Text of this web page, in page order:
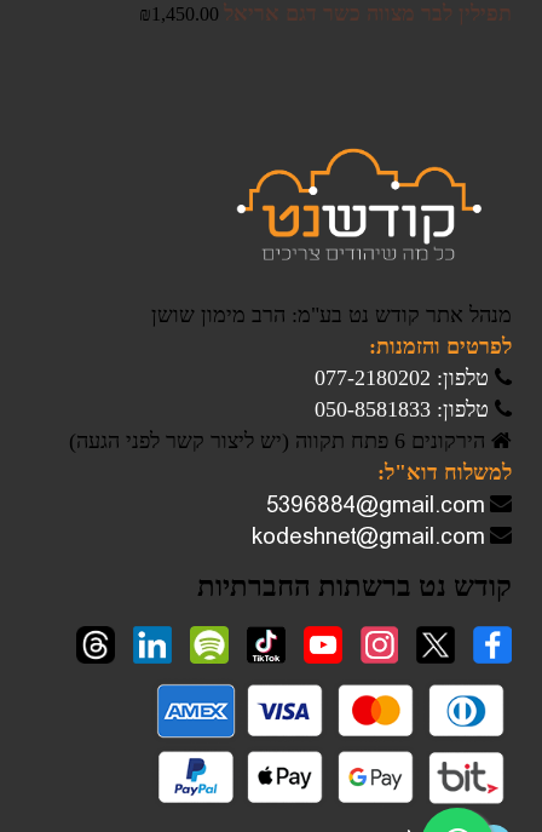
תפילין לבר מצווה כשר דגם אריאל
₪1,450.00
מנהל אתר קודש נט בע"מ: הרב מימון שושן
לפרטים והזמנות:
טלפון: 077-2180202
טלפון: 050-8581833
הירקונים 6 פתח תקווה (יש ליצור קשר לפני הגעה)
למשלוח דוא"ל:
קודש נט ברשתות החברתיות